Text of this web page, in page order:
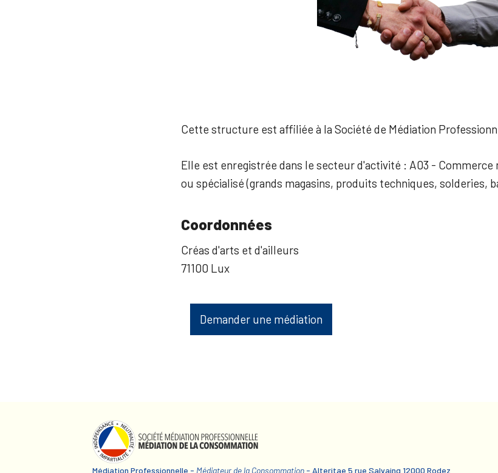
Cette structure est affiliée à la Société de Médiation
Elle est enregistrée dans le secteur d'activité : A03 - Commerce
ou spécialisé (grands magasins, produits techniques, solderies,
Coordonnées
Créas d'arts et d'ailleurs
71100 Lux
Demander une médiation
Médiation Professionnelle - Médiateur de la Consommation - Alteritae 5 rue Salvaing 12000 Rodez